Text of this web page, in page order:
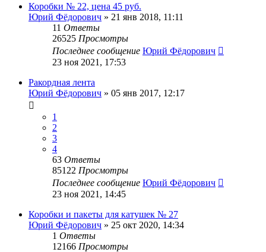
Коробки № 22, цена 45 руб.
Юрий Фёдорович » 21 янв 2018, 11:11
11 Ответы
26525 Просмотры
Последнее сообщение Юрий Фёдорович
23 ноя 2021, 17:53
Ракордная лента
Юрий Фёдорович » 05 янв 2017, 12:17
1
2
3
4
63 Ответы
85122 Просмотры
Последнее сообщение Юрий Фёдорович
23 ноя 2021, 14:45
Коробки и пакеты для катушек № 27
Юрий Фёдорович » 25 окт 2020, 14:34
1 Ответы
12166 Просмотры